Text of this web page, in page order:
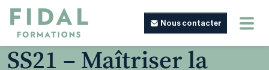
Nous contacter
SS21 – Maîtriser la